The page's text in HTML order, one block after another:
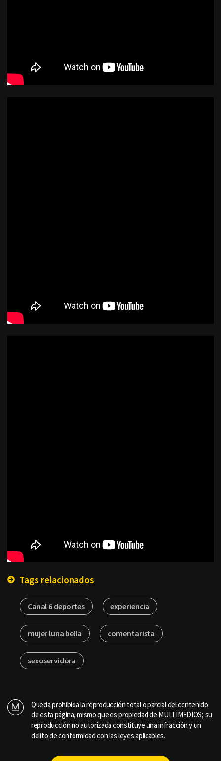
Tags relacionados
Canal 6 deportes experiencia
mujer luna bella comentarista
sexoservidora
Queda prohibida la reproducción total o parcial del contenido
de esta página, mismo que es propiedad de MULTIMEDIOS; su
reproducción no autorizada constituye una infracción y un
delito de conformidad con las leyes aplicables.